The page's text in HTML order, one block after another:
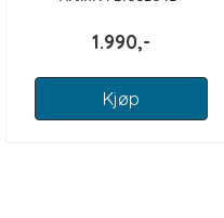
1.990,-
Kjøp